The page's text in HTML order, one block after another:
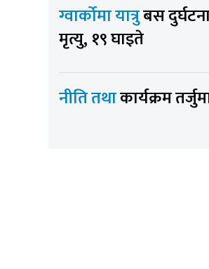
ग्वार्कोमा यात्रुबस
मृत्यु, १९ घाइते
नीति तथाकार्यक्रम